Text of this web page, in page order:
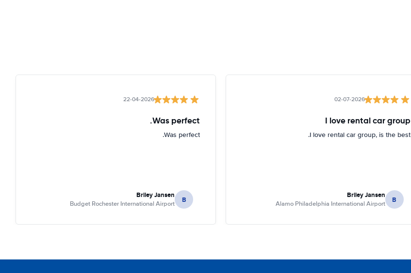
02-07-2026
I love rental car group
I love rental car group, is the best.
B
Briley Jansen
Alamo Philadelphia International Airport
22-04-2026
Was perfect.
Was perfect.
B
Briley Jansen
Budget Rochester International Airport